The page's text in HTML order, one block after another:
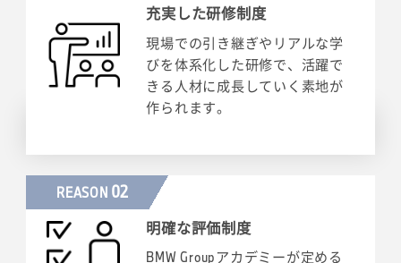
充実した研修制度
現場での引き継ぎやリアルな学
びを体系化した研修で、活躍で
きる人材に成長していく素地が
作られます。
REASON 02
明確な評価制度
BMW Groupアカデミーが定める